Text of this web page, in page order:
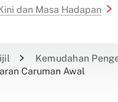
dan Masa Hadapan
Kemudahan
Caruman Awal